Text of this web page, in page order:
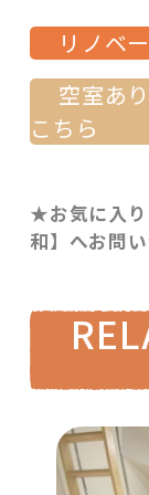
リノベ
空室あ
こちら
★お気に入り
和】へお問